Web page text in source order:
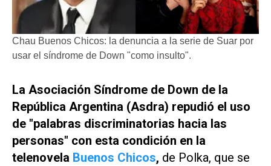
Chau Buenos Chicos: la denuncia a la serie de Suar por
usar el síndrome de Down "como insulto".
La Asociación Síndrome de Down de la
República Argentina (Asdra) repudió el uso
de "palabras discriminatorias hacia las
personas" con esta condición en la
telenovela Buenos Chicos, de Polka, que se